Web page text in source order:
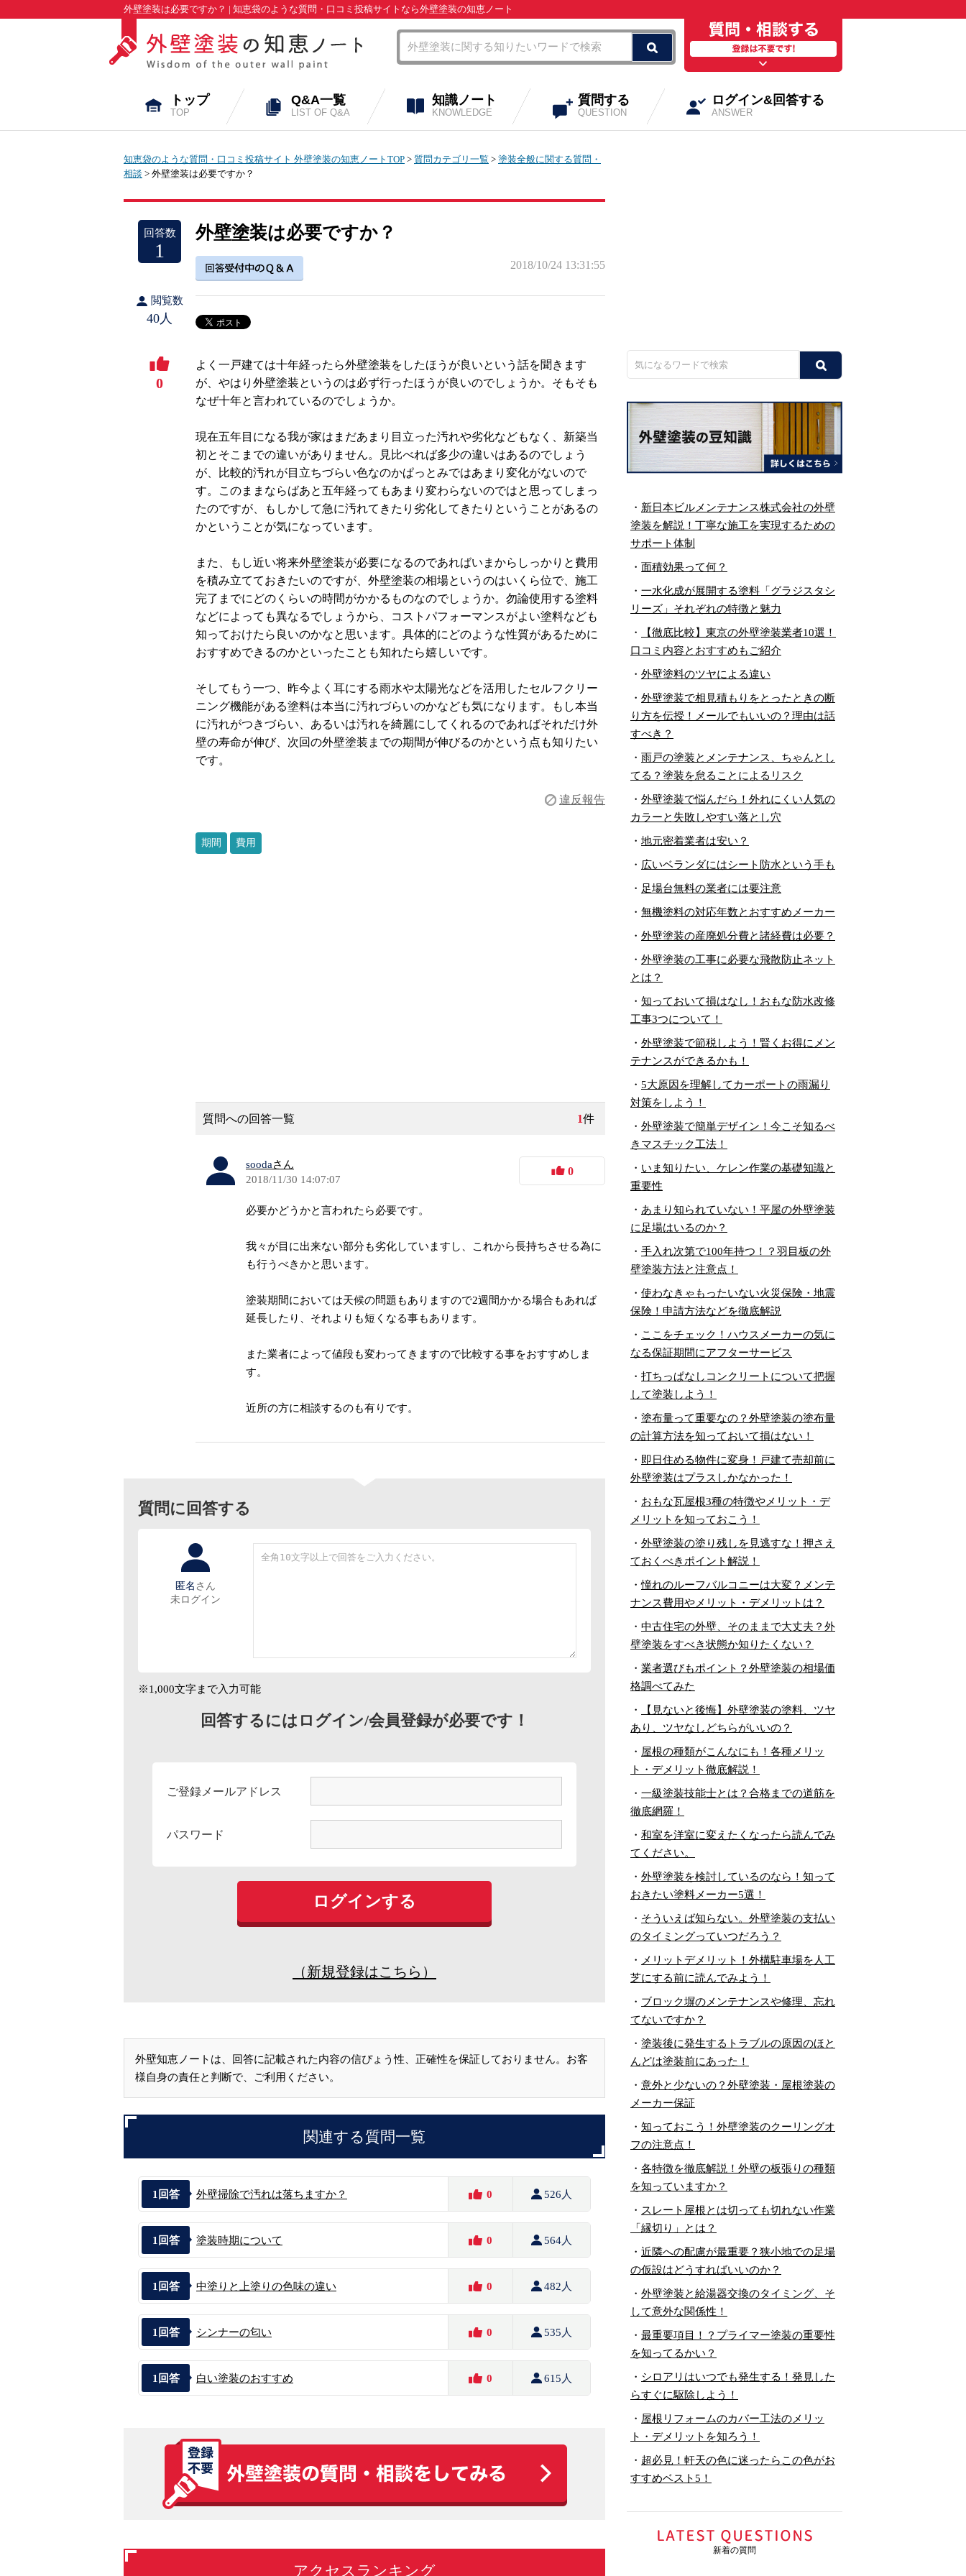
外壁塗装は必要ですか？ | 知恵袋のような質問・口コミ投稿サイトなら外壁塗装の知恵ノート
トップ
TOP
Q&A一覧
LIST OF Q&A
知識ノート
KNOWLEDGE
質問する
QUESTION
ログイン&回答する
ANSWER
知恵袋のような質問・口コミ投稿サイト 外壁塗装の知恵ノートTOP > 質問カテゴリ一覧 > 塗装全般に関する質問・
相談 > 外壁塗装は必要ですか？
回答数
1
閲覧数
40人
0
外壁塗装は必要ですか？
2018/10/24 13:31:55
よく一戸建ては十年経ったら外壁塗装をしたほうが良いという話を聞きます
が、やはり外壁塗装というのは必ず行ったほうが良いのでしょうか。そもそも
なぜ十年と言われているのでしょうか。
現在五年目になる我が家はまだあまり目立った汚れや劣化などもなく、新築当
初とそこまでの違いがありません。見比べれば多少の違いはあるのでしょう
が、比較的汚れが目立ちづらい色なのかぱっとみではあまり変化がないので
す。このままならばあと五年経ってもあまり変わらないのではと思ってしまっ
たのですが、もしかして急に汚れてきたり劣化してきたりということがあるの
かということが気になっています。
また、もし近い将来外壁塗装が必要になるのであればいまからしっかりと費用
を積み立てておきたいのですが、外壁塗装の相場というのはいくら位で、施工
完了までにどのくらいの時間がかかるものなのでしょうか。勿論使用する塗料
などによっても異なるでしょうから、コストパフォーマンスがよい塗料なども
知っておけたら良いのかなと思います。具体的にどのような性質があるために
おすすめできるのかといったことも知れたら嬉しいです。
そしてもう一つ、昨今よく耳にする雨水や太陽光などを活用したセルフクリー
ニング機能がある塗料は本当に汚れづらいのかなども気になります。もし本当
に汚れがつきづらい、あるいは汚れを綺麗にしてくれるのであればそれだけ外
壁の寿命が伸び、次回の外壁塗装までの期間が伸びるのかという点も知りたい
です。
違反報告
期間 費用
質問への回答一覧 1件
soodaさん
2018/11/30 14:07:07
0
必要かどうかと言われたら必要です。
我々が目に出来ない部分も劣化していますし、これから長持ちさせる為に
も行うべきかと思います。
塗装期間においては天候の問題もありますので2週間かかる場合もあれば
延長したり、それよりも短くなる事もあります。
また業者によって値段も変わってきますので比較する事をおすすめしま
す。
近所の方に相談するのも有りです。
質問に回答する
匿名 さん
未ログイン
※1,000文字まで入力可能
回答するにはログイン/会員登録が必要です！
ご登録メールアドレス
パスワード
（新規登録はこちら）
外壁知恵ノートは、回答に記載された内容の信ぴょう性、正確性を保証しておりません。お客
様自身の責任と判断で、ご利用ください。
関連する質問一覧
1 回答 外壁掃除で汚れは落ちますか？ 0 526人
1 回答 塗装時期について 0 564人
1 回答 中塗りと上塗りの色味の違い 0 482人
1 回答 シンナーの匂い 0 535人
1 回答 白い塗装のおすすめ 0 615人
アクセスランキング
・ 新日本ビルメンテナンス株式会社の外壁
塗装を解説！丁寧な施工を実現するための
サポート体制
・ 面積効果って何？
・ 一水化成が展開する塗料「グラジスタシ
リーズ」それぞれの特徴と魅力
・
【徹底比較】東京の外壁塗装業者10選！
口コミ内容とおすすめもご紹介
・ 外壁塗料のツヤによる違い
・ 外壁塗装で相見積もりをとったときの断
り方を伝授！メールでもいいの？理由は話
すべき？
・ 雨戸の塗装とメンテナンス、ちゃんとし
てる？塗装を怠ることによるリスク
・ 外壁塗装で悩んだら！外れにくい人気の
カラーと失敗しやすい落とし穴
・ 地元密着業者は安い？
・ 広いベランダにはシート防水という手も
・ 足場台無料の業者には要注意
・ 無機塗料の対応年数とおすすめメーカー
・ 外壁塗装の産廃処分費と諸経費は必要？
・ 外壁塗装の工事に必要な飛散防止ネット
とは？
・ 知っておいて損はなし！おもな防水改修
工事3つについて！
・ 外壁塗装で節税しよう！賢くお得にメン
テナンスができるかも！
・ 5大原因を理解してカーポートの雨漏り
対策をしよう！
・ 外壁塗装で簡単デザイン！今こそ知るべ
きマスチック工法！
・ いま知りたい、ケレン作業の基礎知識と
重要性
・ あまり知られていない！平屋の外壁塗装
に足場はいるのか？
・ 手入れ次第で100年持つ！？羽目板の外
壁塗装方法と注意点！
・ 使わなきゃもったいない火災保険・地震
保険！申請方法などを徹底解説
・ ここをチェック！ハウスメーカーの気に
なる保証期間にアフターサービス
・ 打ちっぱなしコンクリートについて把握
して塗装しよう！
・ 塗布量って重要なの？外壁塗装の塗布量
の計算方法を知っておいて損はない！
・ 即日住める物件に変身！戸建て売却前に
外壁塗装はプラスしかなかった！
・ おもな瓦屋根3種の特徴やメリット・デ
メリットを知っておこう！
・ 外壁塗装の塗り残しを見逃すな！押さえ
ておくべきポイント解説！
・憧れのルーフバルコニーは大変？メンテ
ナンス費用やメリット・デメリットは？
・ 中古住宅の外壁、そのままで大丈夫？外
壁塗装をすべき状態か知りたくない？
・ 業者選びもポイント？外壁塗装の相場価
格調べてみた
・
【見ないと後悔】外壁塗装の塗料、ツヤ
あり、ツヤなしどちらがいいの？
・ 屋根の種類がこんなにも！各種メリッ
ト・デメリット徹底解説！
・ 一級塗装技能士とは？合格までの道筋を
徹底網羅！
・ 和室を洋室に変えたくなったら読んでみ
てください。
・ 外壁塗装を検討しているのなら！知って
おきたい塗料メーカー5選！
・ そういえば知らない。外壁塗装の支払い
のタイミングっていつだろう？
・ メリットデメリット！外構駐車場を人工
芝にする前に読んでみよう！
・ ブロック塀のメンテナンスや修理、忘れ
てないですか？
・ 塗装後に発生するトラブルの原因のほと
んどは塗装前にあった！
・ 意外と少ないの？外壁塗装・屋根塗装の
メーカー保証
・ 知っておこう！外壁塗装のクーリングオ
フの注意点！
・ 各特徴を徹底解説！外壁の板張りの種類
を知っていますか？
・ スレート屋根とは切っても切れない作業
「縁切り」とは？
・ 近隣への配慮が最重要？狭小地での足場
の仮設はどうすればいいのか？
・ 外壁塗装と給湯器交換のタイミング、そ
して意外な関係性！
・ 最重要項目！？プライマー塗装の重要性
を知ってるかい？
・ シロアリはいつでも発生する！発見した
らすぐに駆除しよう！
・ 屋根リフォームのカバー工法のメリッ
ト・デメリットを知ろう！
・ 超必見！軒天の色に迷ったらこの色がお
すすめベスト5！
新着の質問